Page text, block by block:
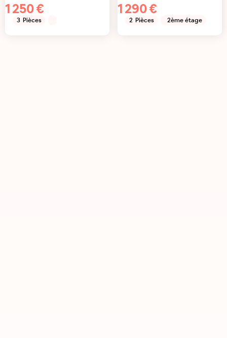
1 250 €
3 Pièces
1 290 €
2 Pièces 2ème étage